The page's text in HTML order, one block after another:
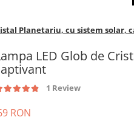
Planetariu, cu sistem solar,
LED Glob de
1 Review
RON